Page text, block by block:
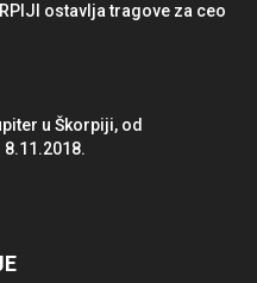
ostavlja tragove za ceo
u Škorpiji, od